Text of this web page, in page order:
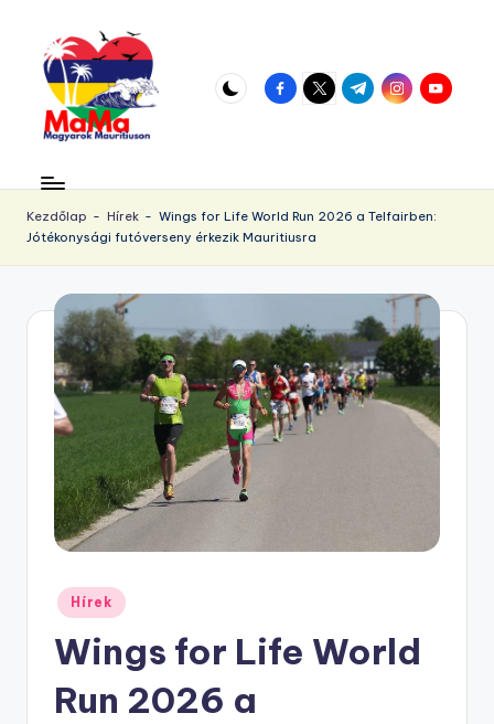
content
u
ri
ti
s.
az
örökös
napsütés!
facebook.com
twitter.com
t.me instagram.com
Kezdőlap - Hírek - Wings for Life World Run 2026 a Telfairben:
Jótékonysági futóverseny érkezik Mauritiusra
Posted
in
Hírek
Wings for Life World
Run 2026 a